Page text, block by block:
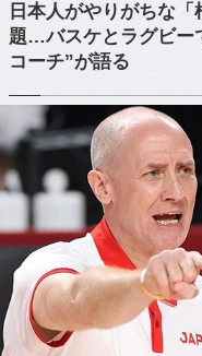
日本人がやりがちな
題…バスケとラグビー
コーチ”が語る